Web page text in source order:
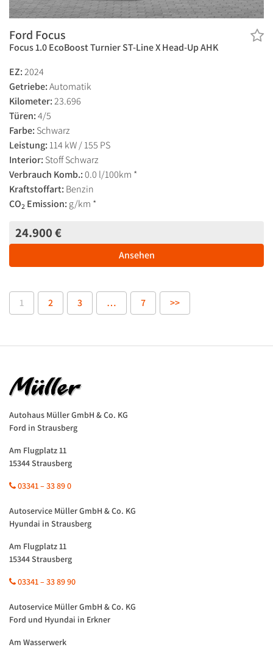
Ford Focus
Focus 1.0 EcoBoost Turnier ST-Line X Head-Up AHK
EZ:2024
Getriebe:Automatik
Kilometer:23.696
Türen:4/5
Farbe: Schwarz
Leistung: 114 kW / 155 PS
Interior: Stoff Schwarz
Verbrauch Komb.:0.0 l/100km *
Kraftstoffart: Benzin
CO2 Emission: g/km *
24.900 €
Ansehen
1 2 3 … 7 >>
Autohaus Müller GmbH & Co. KG
Ford in Strausberg
Am Flugplatz 11
15344 Strausberg
03341 – 33 89 0
Autoservice Müller GmbH & Co. KG
Hyundai in Strausberg
Am Flugplatz 11
15344 Strausberg
03341 – 33 89 90
Autoservice Müller GmbH & Co. KG
Ford und Hyundai in Erkner
Am Wasserwerk